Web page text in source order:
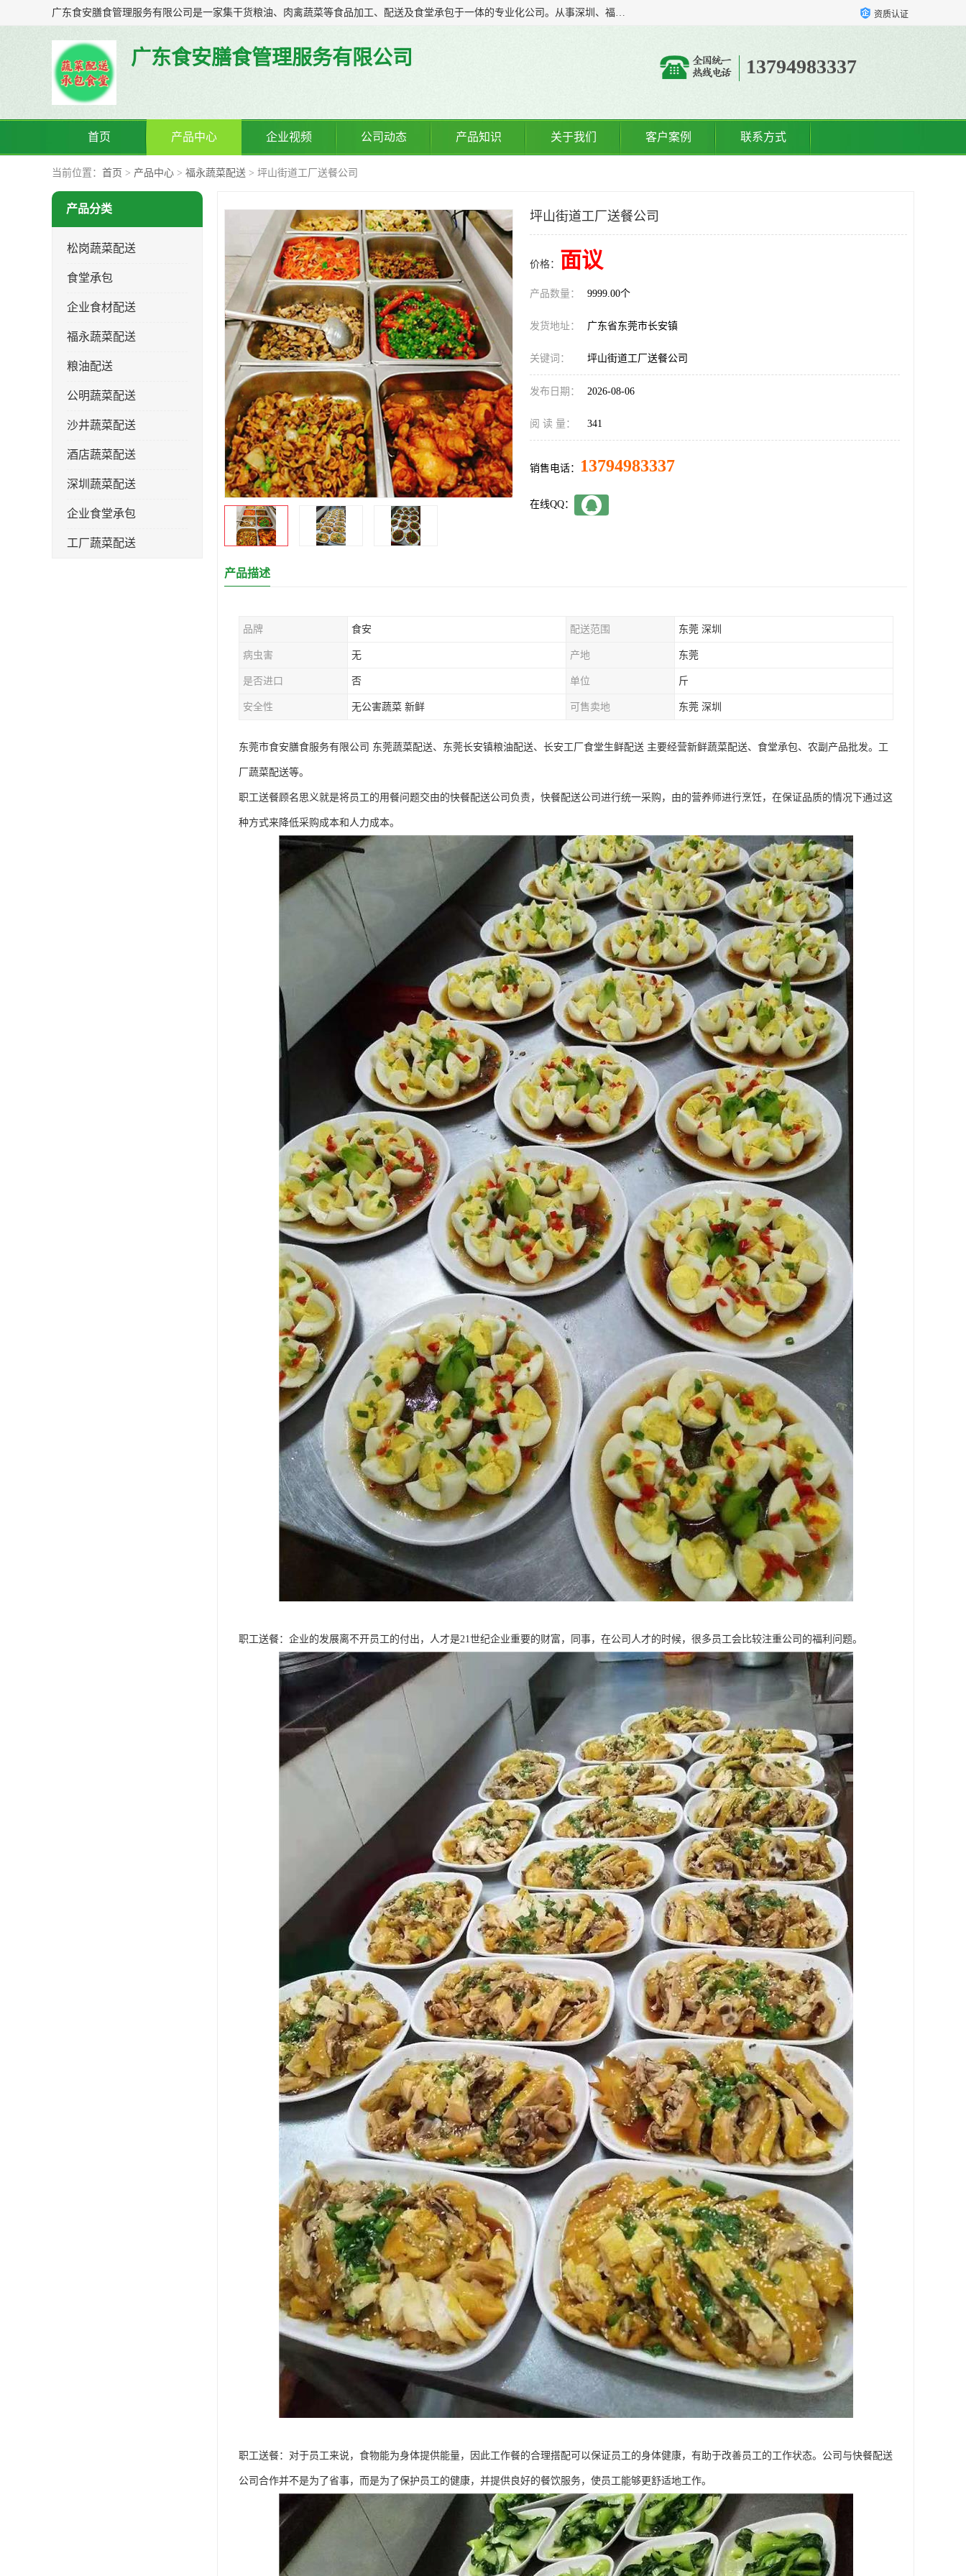
广东食安膳食管理服务有限公司是一家集干货粮油、肉禽蔬菜等食品加工、配送及食堂承包于一体的专业化公司。从事深圳、福永、公明、沙井、松岗等地区的蔬菜配送服务。 专业的服务队伍，以及完善的服务机制，经过多年的努力拼搏，赢得了广大客户的信赖和支持。 资质认证
广东食安膳食管理服务有限公司 13794983337
首页 产品中心 企业视频 公司动态 产品知识 关于我们 客户案例 联系方式
当前位置： 首页 > 产品中心 > 福永蔬菜配送 > 坪山街道工厂送餐公司
产品分类
松岗蔬菜配送
食堂承包
企业食材配送
福永蔬菜配送
粮油配送
公明蔬菜配送
沙井蔬菜配送
酒店蔬菜配送
深圳蔬菜配送
企业食堂承包
工厂蔬菜配送
坪山街道工厂送餐公司
价格： 面议
产品数量： 9999.00个
发货地址： 广东省东莞市长安镇
关键词： 坪山街道工厂送餐公司
发布日期： 2026-08-06
阅 读 量： 341
销售电话： 13794983337
在线QQ：
产品描述
品牌 食安 配送范围 东莞 深圳
病虫害 无 产地 东莞
是否进口 否 单位 斤
安全性 无公害蔬菜 新鲜 可售卖地 东莞 深圳
东莞市食安膳食服务有限公司 东莞蔬菜配送、东莞长安镇粮油配送、长安工厂食堂生鲜配送 主要经营新鲜蔬菜配送、食堂承包、农副产品批发。工
厂蔬菜配送等。
职工送餐顾名思义就是将员工的用餐问题交由的快餐配送公司负责，快餐配送公司进行统一采购，由的营养师进行烹饪，在保证品质的情况下通过这
种方式来降低采购成本和人力成本。
职工送餐：企业的发展离不开员工的付出，人才是21世纪企业重要的财富，同事，在公司人才的时候，很多员工会比较注重公司的福利问题。
职工送餐：对于员工来说，食物能为身体提供能量，因此工作餐的合理搭配可以保证员工的身体健康，有助于改善员工的工作状态。公司与快餐配送
公司合作并不是为了省事，而是为了保护员工的健康，并提供良好的餐饮服务，使员工能够更舒适地工作。